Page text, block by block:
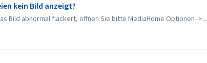
kein Bild anzeigt?
Bild abnormal flackert, öffnen Sie bitte MediaHome Optionen ->...